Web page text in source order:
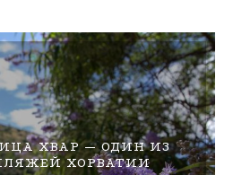
ХВАР — ОДИН ИЗ
ХОРВАТИИ